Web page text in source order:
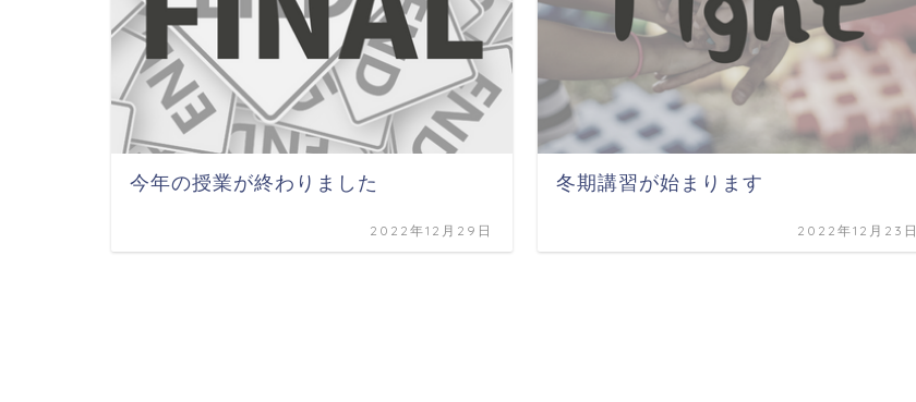
今年の授業が終わりました
2022年12月29日
冬期講習が始まります
2022年12月23日